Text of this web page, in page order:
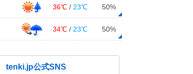
36℃ / 23℃ 50%
34℃ / 23℃ 50%
tenki.jp公式SNS